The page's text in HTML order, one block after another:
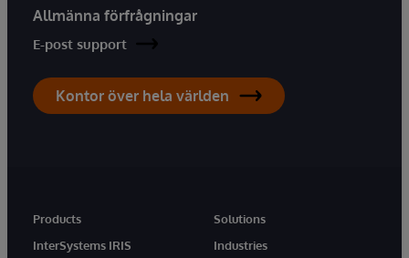
Allmänna förfrågningar
E-post support
Kontor över hela världen
Products
InterSystems IRIS
Solutions
Industries